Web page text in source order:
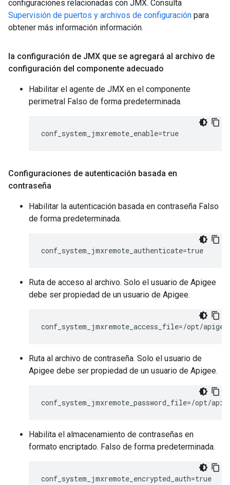
configuraciones relacionadas con JMX. Consulta
Supervisión de puertos y archivos de configuración para
obtener más información información.
la configuración de JMX que se agregará al archivo de
configuración del componente adecuado
Habilitar el agente de JMX en el componente
perimetral Falso de forma predeterminada.
conf_system_jmxremote_enable=true
Configuraciones de autenticación basada en
contraseña
Habilitar la autenticación basada en contraseña Falso
de forma predeterminada.
conf_system_jmxremote_authenticate=true
Ruta de acceso al archivo. Solo el usuario de Apigee
debe ser propiedad de un usuario de Apigee.
conf_system_jmxremote_access_file=/opt/
Ruta al archivo de contraseña. Solo el usuario de
Apigee debe ser propiedad de un usuario de Apigee.
conf_system_jmxremote_password_file=/opt/
Habilita el almacenamiento de contraseñas en
formato encriptado. Falso de forma predeterminada.
conf_system_jmxremote_encrypted_auth=true